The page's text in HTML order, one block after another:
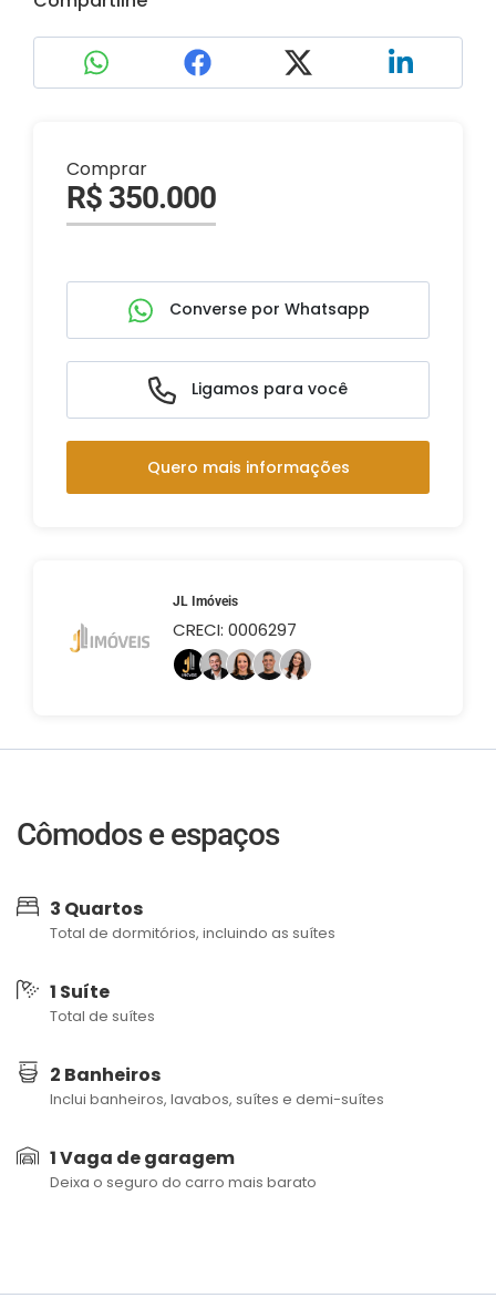
Comprar
R$ 350.000
Converse por Whatsapp
Ligamos para você
Quero mais informações
JL Imóveis
CRECI: 0006297
Cômodos e espaços
3 Quartos
Total de dormitórios, incluindo as suítes
1 Suíte
Total de suítes
2 Banheiros
Inclui banheiros, lavabos, suítes e demi-suítes
1 Vaga de garagem
Deixa o seguro do carro mais barato